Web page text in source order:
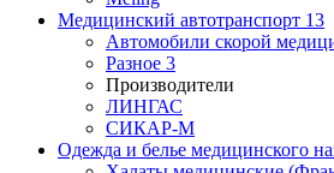
Медицинский автотранспорт 13
Автомобили скорой
Разное 3
Производители
ЛИНГАС
СИКАР-М
Одежда и белье медицинского